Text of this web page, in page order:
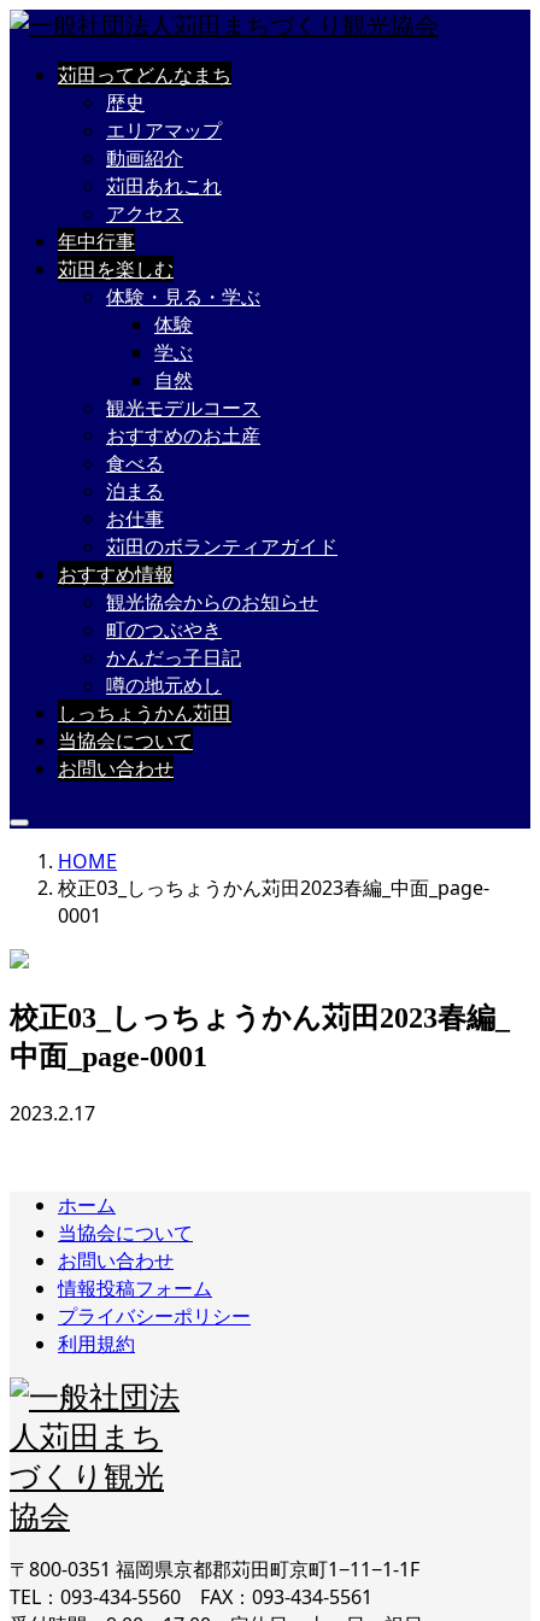
苅田ってどんなまち
歴史
エリアマップ
動画紹介
苅田あれこれ
アクセス
年中行事
苅田を楽しむ
体験・見る・学ぶ
体験
学ぶ
自然
観光モデルコース
おすすめのお土産
食べる
泊まる
お仕事
苅田のボランティアガイド
おすすめ情報
観光協会からのお知らせ
町のつぶやき
かんだっ子日記
噂の地元めし
しっちょうかん苅田
当協会について
お問い合わせ
HOME
校正03_しっちょうかん苅田2023春編_中面_page-
0001
校正03_しっちょうかん苅田2023春編_
中面_page-0001
2023.2.17
ホーム
当協会について
お問い合わせ
情報投稿フォーム
プライバシーポリシー
利用規約
〒800-0351 福岡県京都郡苅田町京町1−11−1-1F
TEL：093-434-5560 FAX：093-434-5561